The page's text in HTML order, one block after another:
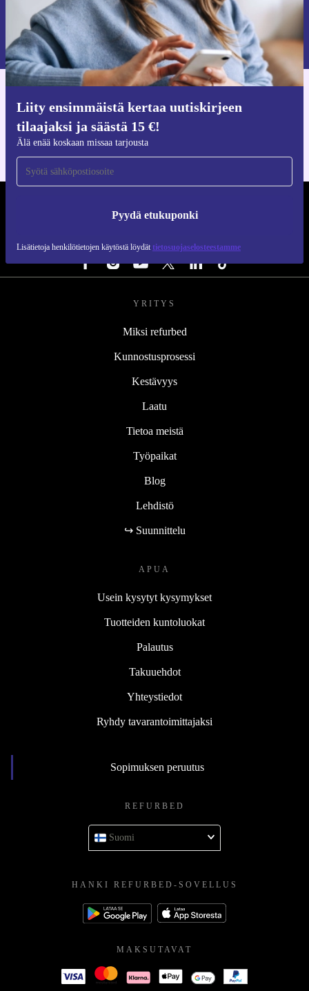
Liity ensimmäistä kertaa uutiskirjeen
tilaajaksi ja säästä 15 €!
Älä enää koskaan missaa tarjousta
Pyydä etukuponki
Lisätietoja henkilötietojen käytöstä löydät tietosuojaselosteestamme
Pyydä etukuponki
Lisätietoja henkilötietojen käytöstä löydättietosuojaselosteestamme.
iOS:lle ja Androidille
YRITYS
Miksi refurbed
Kunnostusprosessi
Kestävyys
Laatu
Tietoa meistä
Työpaikat
Blog
Lehdistö
↪ Suunnittelu
APUA
Usein kysytyt kysymykset
Tuotteiden kuntoluokat
Palautus
Takuuehdot
Yhteystiedot
Ryhdy tavarantoimittajaksi
Sopimuksen peruutus
REFURBED
Suomi
HANKI REFURBED-SOVELLUS
MAKSUTAVAT